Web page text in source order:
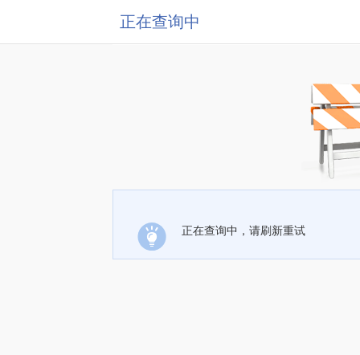
正在查询中
正在查询中，请刷新重试